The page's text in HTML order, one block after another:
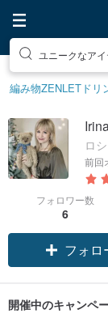
ユニークなア
編み物ZENLET ドリ
ロ
前回
フォロワー数
6
フォロ
開催中のキャンペ